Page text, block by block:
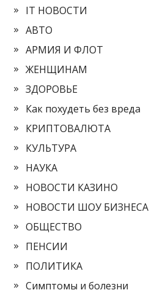
IT НОВОСТИ
АВТО
АРМИЯ И ФЛОТ
ЖЕНЩИНАМ
ЗДОРОВЬЕ
Как похудеть без вреда
КРИПТОВАЛЮТА
КУЛЬТУРА
НАУКА
НОВОСТИ КАЗИНО
НОВОСТИ ШОУ БИЗНЕСА
ОБЩЕСТВО
ПЕНСИИ
ПОЛИТИКА
Симптомы и болезни